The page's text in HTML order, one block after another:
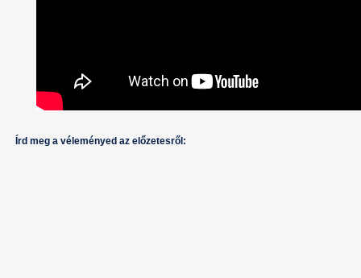
Írd meg a véleményed az előzetesről: